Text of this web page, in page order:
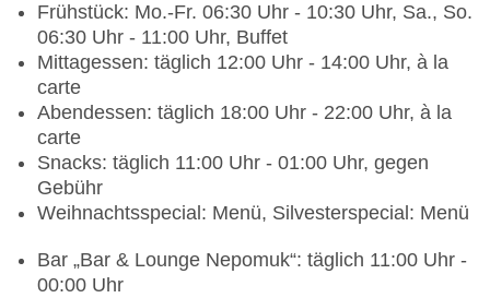
Frühstück: Mo.-Fr. 06:30 Uhr - 10:30 Uhr, Sa., So.
06:30 Uhr - 11:00 Uhr, Buffet
Mittagessen: täglich 12:00 Uhr - 14:00 Uhr, à la
carte
Abendessen: täglich 18:00 Uhr - 22:00 Uhr, à la
carte
Snacks: täglich 11:00 Uhr - 01:00 Uhr, gegen
Gebühr
Weihnachtsspecial: Menü, Silvesterspecial: Menü
Bar „Bar & Lounge Nepomuk“: täglich 11:00 Uhr -
00:00 Uhr